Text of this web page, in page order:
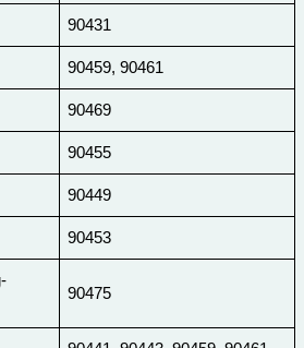
90431
90459, 90461
90469
90455
90449
90453
90475